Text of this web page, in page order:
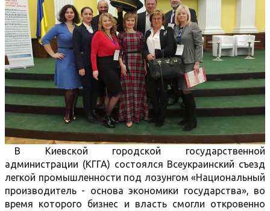
В Киевской городской государственной
администрации (КГГА) состоялся Всеукраинский съезд
легкой промышленности под лозунгом «Национальный
производитель - основа экономики государства», во
время которого бизнес и власть смогли откровенно